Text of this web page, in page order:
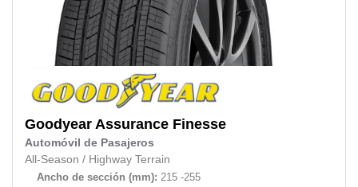
Goodyear Assurance Finesse
Automóvil de Pasajeros
All-Season / Highway Terrain
Ancho de sección (mm): 215 -255